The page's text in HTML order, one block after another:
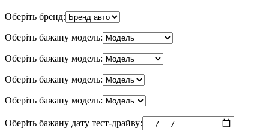
Оберіть бренд:
Оберіть бажану модель:
Оберіть бажану модель:
Оберіть бажану модель:
Оберіть бажану модель:
Оберіть бажану дату тест-драйву: